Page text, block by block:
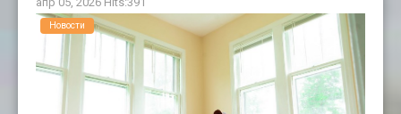
Новости